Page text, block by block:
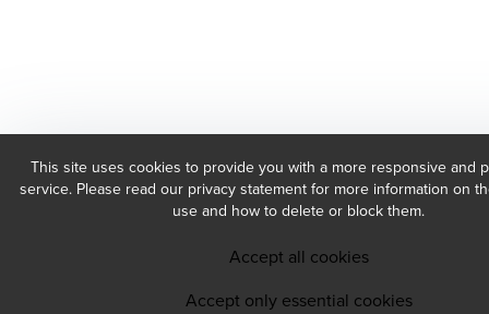
This site uses cookies to provide you with a more responsive and
service. Please read our privacy statement for more information on
use and how to delete or block them.
Accept all cookies
Accept only essential cookies